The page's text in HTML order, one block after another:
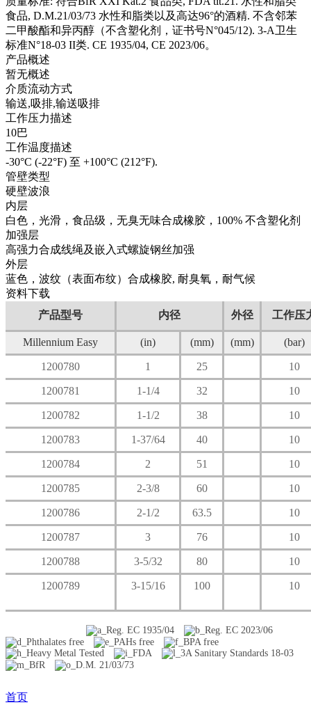
食品, D.M.21/03/73 水性和脂类以及高达96°的酒精. 不含邻苯
二甲酸酯和异丙醇（不含塑化剂，证书号N°045/12). 3-A卫生
标准N°18-03 II类. CE 1935/04, CE 2023/06。
产品概述
暂无概述
介质流动方式
输送,吸排,输送吸排
工作压力描述
10巴
工作温度描述
-30°C (-22°F) 至 +100°C (212°F).
管壁类型
硬壁波浪
内层
白色，光滑，食品级，无臭无味合成橡胶，100% 不含塑化剂
加强层
高强力合成线绳及嵌入式螺旋钢丝加强
外层
蓝色，波纹（表面布纹）合成橡胶, 耐臭氧，耐气候
资料下载
产品型号
内径 外径 工作压
Millennium Easy (in) (mm) (mm) (bar)
1200780 1 25 10
1200781 1-1/4 32 10
1200782 1-1/2 38 10
1200783 1-37/64 40 10
1200784 2 51 10
1200785 2-3/8 60 10
1200786 2-1/2 63.5 10
1200787 3 76 10
1200788 3-5/32 80 10
1200789 3-15/16 100 10
首页